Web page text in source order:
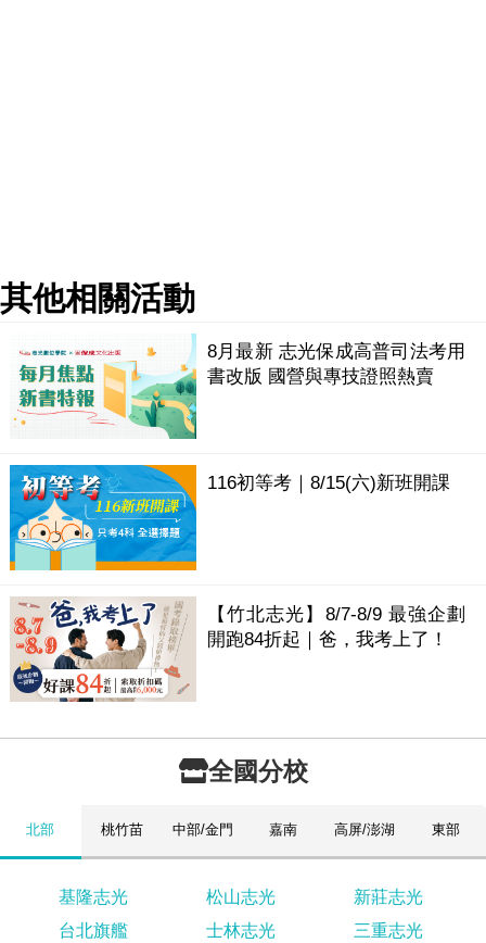
其他相關活動
8月最新 志光保成高普司法考用
書改版 國營與專技證照熱賣
116初等考｜8/15(六)新班開課
【竹北志光】8/7-8/9 最強企劃
開跑84折起｜爸，我考上了！
全國分校
北部 桃竹苗 中部/金門 嘉南 高屏/澎湖 東部
基隆志光 松山志光
新莊志光
台北旗艦
士林志光 三重志光